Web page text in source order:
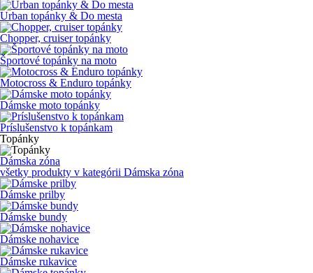
Urban topánky & Do mesta
Chopper, cruiser topánky
Športové topánky na moto
Motocross & Enduro topánky
Dámske moto topánky
Príslušenstvo k topánkam
Topánky
Dámska zóna
všetky produkty v kategórii Dámska zóna
Dámske prilby
Dámske bundy
Dámske nohavice
Dámske rukavice